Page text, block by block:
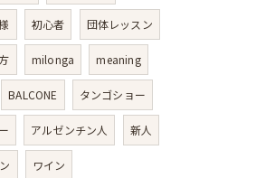
初心者 団体レッスン
milonga meaning
BALCONE タンゴショー
アルゼンチン人 新人
ワイン